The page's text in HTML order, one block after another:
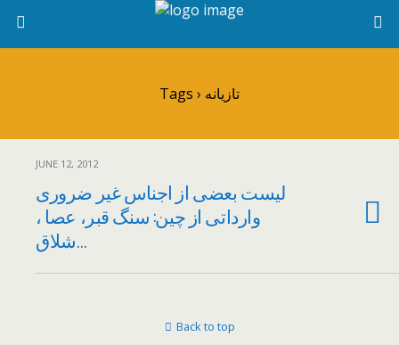
Tags › تازیانه
JUNE 12, 2012
ليست بعضی از اجناس غير ضروری
وارداتی از چين: سنگ قبر، عصا ،
شلاق…
Back to top